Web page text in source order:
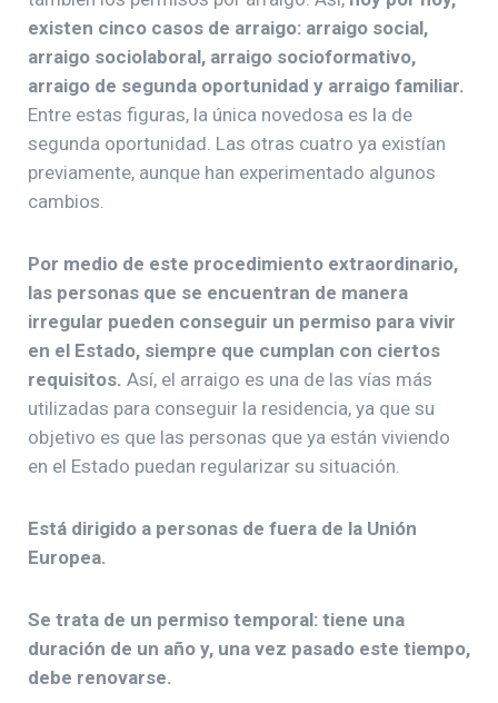
existen cinco casos de arraigo: arraigo social,
arraigo sociolaboral, arraigo socioformativo,
arraigo de segunda oportunidad y arraigo familiar.
Entre estas figuras, la única novedosa es la de
segunda oportunidad. Las otras cuatro ya existían
previamente, aunque han experimentado algunos
cambios.
Por medio de este procedimiento extraordinario,
las personas que se encuentran de manera
irregular pueden conseguir un permiso para vivir
en el Estado, siempre que cumplan con ciertos
requisitos. Así, el arraigo es una de las vías más
utilizadas para conseguir la residencia, ya que su
objetivo es que las personas que ya están viviendo
en el Estado puedan regularizar su situación.
Está dirigido a personas de fuera de la Unión
Europea.
Se trata de un permiso temporal: tiene una
duración de un año y, una vez pasado este tiempo,
debe renovarse.